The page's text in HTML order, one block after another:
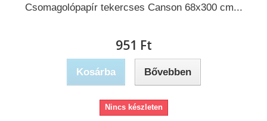
Csomagolópapír tekercses Canson 68x300 cm...
951 Ft‎
Kosárba Bővebben
Nincs készleten